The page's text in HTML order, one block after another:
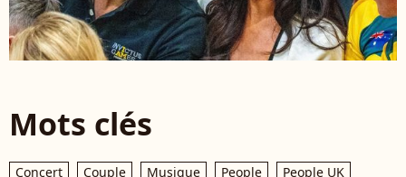
Mots clés
Concert Couple Musique People People UK